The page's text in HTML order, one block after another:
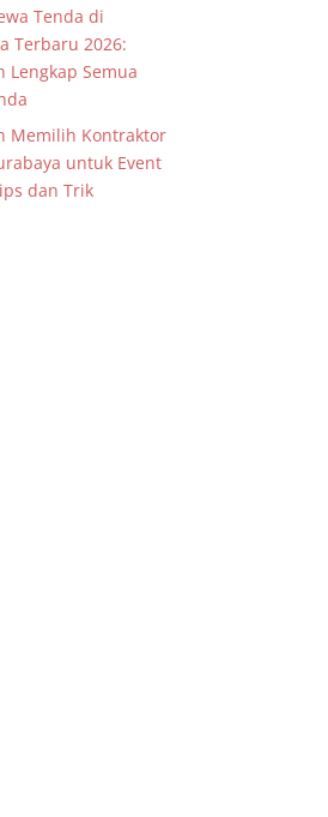
Tenda di
Terbaru 2026:
Lengkap Semua
Memilih Kontraktor
untuk Event
dan Trik